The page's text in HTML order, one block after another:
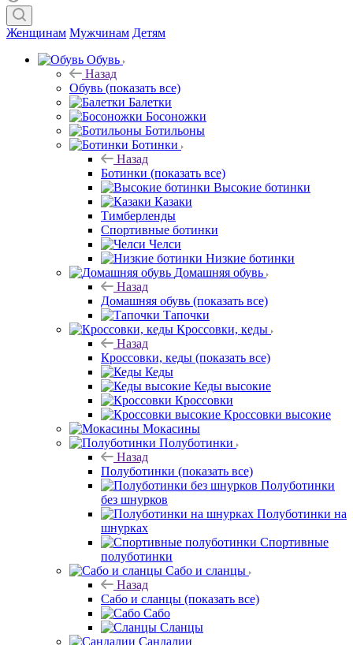
Женщинам Мужчинам Детям
Обувь
Назад
Обувь (показать все)
Балетки
Босоножки
Ботильоны
Ботинки
Назад
Ботинки (показать все)
Высокие ботинки
Казаки
Тимберленды
Спортивные ботинки
Челси
Низкие ботинки
Домашняя обувь
Назад
Домашняя обувь (показать все)
Тапочки
Кроссовки, кеды
Назад
Кроссовки, кеды (показать все)
Кеды
Кеды высокие
Кроссовки
Кроссовки высокие
Мокасины
Полуботинки
Назад
Полуботинки (показать все)
Полуботинки
без шнурков
Полуботинки на
шнурках
Спортивные
полуботинки
Сабо и сланцы
Назад
Сабо и сланцы (показать все)
Сабо
Сланцы
Сандалии